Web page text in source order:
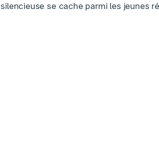
silencieuse se cache parmi les jeunes